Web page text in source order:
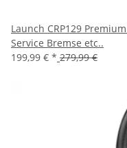
Launch CRP129
Service Bremse etc..
199,99 € * 279,99 €